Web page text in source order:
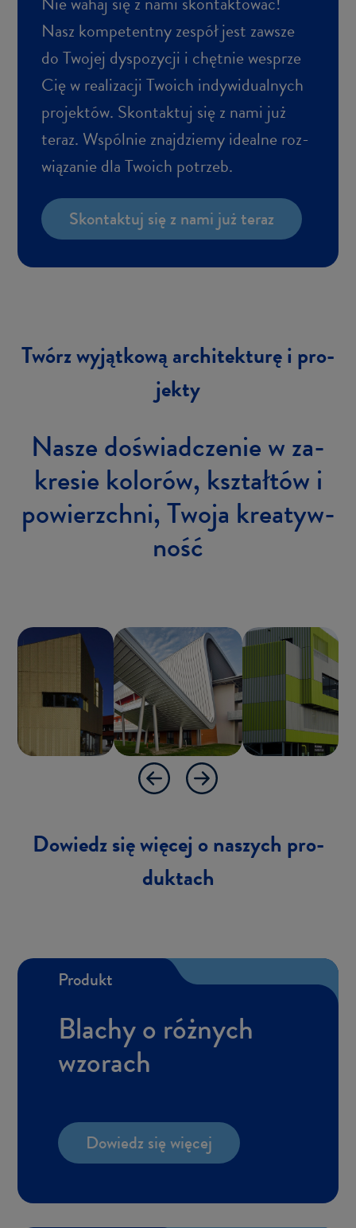
Nasz kom­pe­tent­ny ze­spół jest za­wsze
do Two­jej dys­po­zy­cji i chęt­nie wes­prze
Cię w re­ali­za­cji Two­ich in­dy­wi­du­al­nych
pro­jek­tów. Skon­tak­tuj się z nami już
teraz. Wspól­nie znaj­dzie­my ide­al­ne roz­
wią­za­nie dla Two­ich po­trzeb.
Skon­tak­tuj się z nami już teraz
Twórz wy­jąt­ko­wą ar­chi­tek­tu­rę i pro­
jek­ty
Nasze do­świad­cze­nie w za­
kre­sie ko­lo­rów, kształ­tów i
po­wierzch­ni, Twoja kre­atyw­
ność
Do­wiedz się wię­cej o na­szych pro­
duk­tach
Pro­dukt
Bla­chy o róż­nych
wzo­rach
Do­wiedz się wię­cej